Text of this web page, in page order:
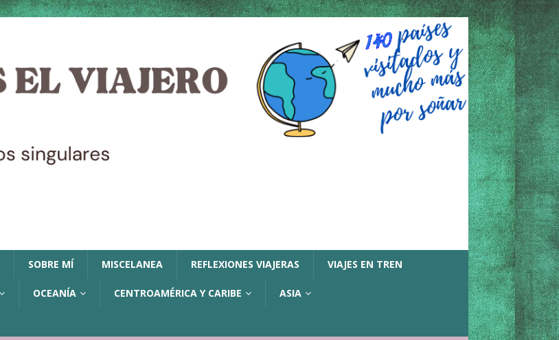
SOBRE MÍ MISCELANEA REFLEXIONES VIAJERAS VIAJES EN TREN
OCEANÍA CENTROAMÉRICA Y CARIBE ASIA